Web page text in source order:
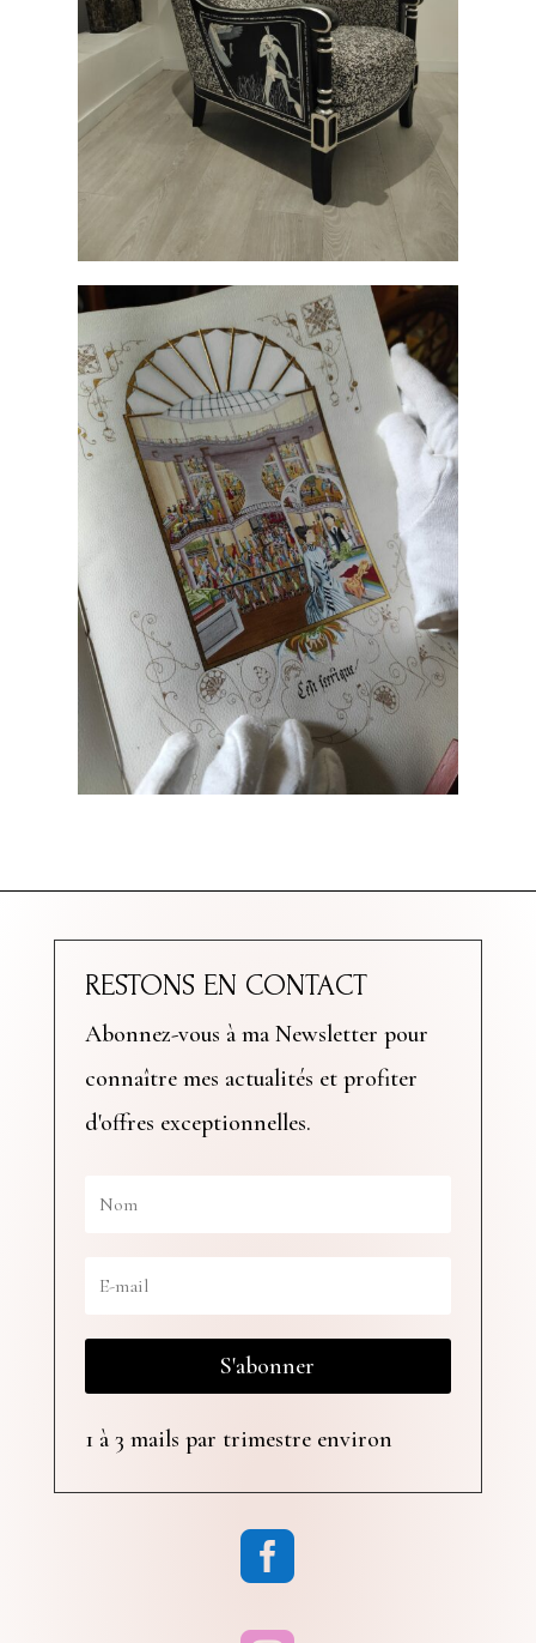
RESTONS EN CONTACT
Abonnez-vous à ma Newsletter pour
connaître mes actualités et profiter
d'offres exceptionnelles.
S'abonner
1 à 3 mails par trimestre environ
